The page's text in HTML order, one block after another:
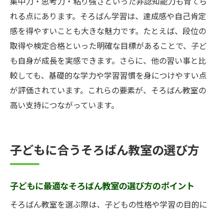
習い事でそろばん教室を選ぶメリットとは
そろばん教室の効果と習い事の比較検討法
そろばん教室のやり方が他の習い事と違う
理由
そろばん教室が子どもの成長に与える影響
そろばん教室と掛け算・暗算力の関係性
集中力・思考力・粘り強さといった非認知能力も育てら
れる点にあります。そろばん学習は、達成感や自己肯定
感を得やすいことも大きな魅力です。たとえば、段位の
取得や検定合格といった明確な目標があることで、子ど
も自身が成長を実感できます。さらに、他の習い事と比
較しても、基礎的な学力や学習習慣を身につけやすい点
が評価されています。これらの要素が、そろばん教室の
高い支持につながっています。
子どもに合うそろばん教室の選び方
子どもに最適なそろばん教室の選び方のポイント
そろばん教室を選ぶ際は、子どもの性格や学習の目的に